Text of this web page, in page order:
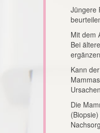
Jüngere
Mit dem
Bei
Kann
Die